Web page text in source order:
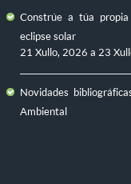
Constrúe a túa
eclipse solar
21 Xullo, 2026 a 23
Novidades
Ambiental